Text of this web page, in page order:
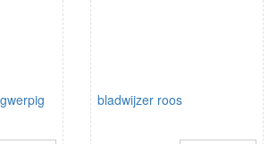
bladwijzer roos